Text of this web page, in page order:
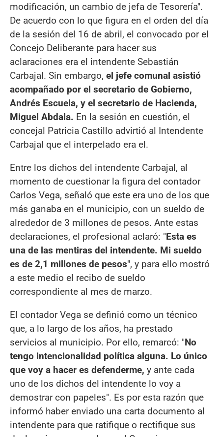
modificación, un cambio de jefa de Tesorería".
De acuerdo con lo que figura en el orden del día
de la sesión del 16 de abril, el convocado por el
Concejo Deliberante para hacer sus
aclaraciones era el intendente Sebastián
Carbajal. Sin embargo, el jefe comunal asistió
acompañado por el secretario de Gobierno,
Andrés Escuela, y el secretario de Hacienda,
Miguel Abdala. En la sesión en cuestión, el
concejal Patricia Castillo advirtió al Intendente
Carbajal que el interpelado era el.
Entre los dichos del intendente Carbajal, al
momento de cuestionar la figura del contador
Carlos Vega, señaló que este era uno de los que
más ganaba en el municipio, con un sueldo de
alrededor de 3 millones de pesos. Ante estas
declaraciones, el profesional aclaró: "Esta es
una de las mentiras del intendente. Mi sueldo
es de 2,1 millones de pesos", y para ello mostró
a este medio el recibo de sueldo
correspondiente al mes de marzo.
El contador Vega se definió como un técnico
que, a lo largo de los años, ha prestado
servicios al municipio. Por ello, remarcó: "No
tengo intencionalidad política alguna. Lo único
que voy a hacer es defenderme, y ante cada
uno de los dichos del intendente lo voy a
demostrar con papeles". Es por esta razón que
informó haber enviado una carta documento al
intendente para que ratifique o rectifique sus